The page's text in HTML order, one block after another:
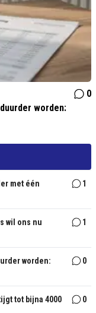
0
worden:
met één
1
wil ons nu
1
worden:
0
tot bijna 4000 0